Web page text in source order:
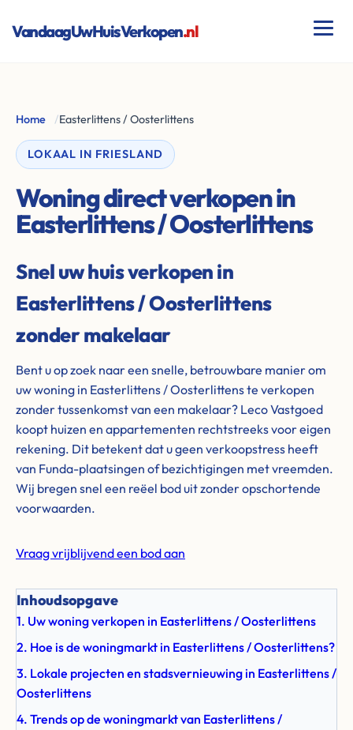
VandaagUwHuisVerkopen.nl
Home /Easterlittens / Oosterlittens
LOKAAL IN FRIESLAND
Woning direct verkopen in
Easterlittens / Oosterlittens
Snel uw huis verkopen in
Easterlittens / Oosterlittens
zonder makelaar
Bent u op zoek naar een snelle, betrouwbare manier om
uw woning in Easterlittens / Oosterlittens te verkopen
zonder tussenkomst van een makelaar? Leco Vastgoed
koopt huizen en appartementen rechtstreeks voor eigen
rekening. Dit betekent dat u geen verkoopstress heeft
van Funda-plaatsingen of bezichtigingen met vreemden.
Wij bregen snel een reëel bod uit zonder opschortende
voorwaarden.
Vraag vrijblijvend een bod aan
Inhoudsopgave
1. Uw woning verkopen in Easterlittens / Oosterlittens
2. Hoe is de woningmarkt in Easterlittens / Oosterlittens?
3. Lokale projecten en stadsvernieuwing in Easterlittens /
Oosterlittens
4. Trends op de woningmarkt van Easterlittens /